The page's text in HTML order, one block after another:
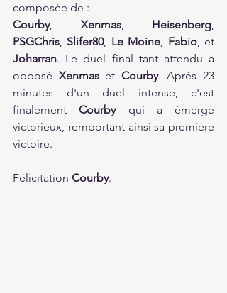
composée de :
Courby, Xenmas, Heisenberg
PSGChris, Slifer80, Le Moine, Fabio
Joharran. Le duel final tant attendu a
opposé Xenmas et Courby. Après 23
minutes d'un duel intense, c'est
finalement Courby qui a émergé
victorieux, remportant ainsi sa première
victoire.
Félicitation Courby.